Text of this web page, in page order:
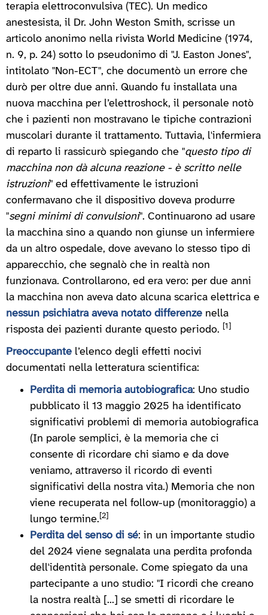
terapia elettroconvulsiva (TEC). Un medico
anestesista, il Dr. John Weston Smith, scrisse un
articolo anonimo nella rivista World Medicine (1974,
n. 9, p. 24) sotto lo pseudonimo di "J. Easton Jones",
intitolato "Non-ECT", che documentò un errore che
durò per oltre due anni. Quando fu installata una
nuova macchina per l’elettroshock, il personale notò
che i pazienti non mostravano le tipiche contrazioni
muscolari durante il trattamento. Tuttavia, l'infermiera
di reparto li rassicurò spiegando che "questo tipo di
macchina non dà alcuna reazione - è scritto nelle
istruzioni" ed effettivamente le istruzioni
confermavano che il dispositivo doveva produrre
"segni minimi di convulsioni". Continuarono ad usare
la macchina sino a quando non giunse un infermiere
da un altro ospedale, dove avevano lo stesso tipo di
apparecchio, che segnalò che in realtà non
funzionava. Controllarono, ed era vero: per due anni
la macchina non aveva dato alcuna scarica elettrica e
nessun psichiatra aveva notato differenze nella
risposta dei pazienti durante questo periodo. [1]
Preoccupante l’elenco degli effetti nocivi
documentati nella letteratura scientifica:
Perdita di memoria autobiografica: Uno studio
pubblicato il 13 maggio 2025 ha identificato
significativi problemi di memoria autobiografica
(In parole semplici, è la memoria che ci
consente di ricordare chi siamo e da dove
veniamo, attraverso il ricordo di eventi
significativi della nostra vita.) Memoria che non
viene recuperata nel follow-up (monitoraggio) a
lungo termine. [2]
Perdita del senso di sé: in un importante studio
del 2024 viene segnalata una perdita profonda
dell'identità personale. Come spiegato da una
partecipante a uno studio: "I ricordi che creano
la nostra realtà [...] se smetti di ricordare le